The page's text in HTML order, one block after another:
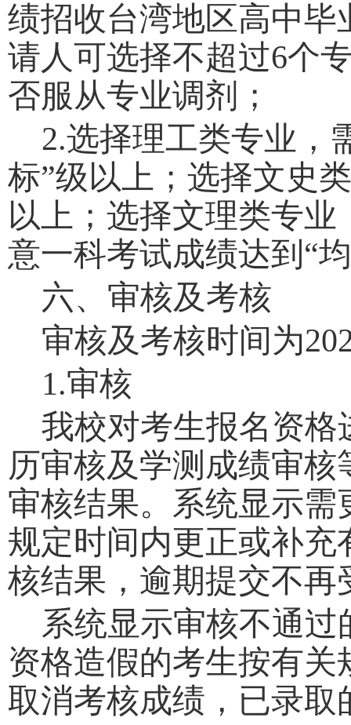
绩招收台湾地区高中
请人可选择不超过6个
否服从专业调剂；
2.选择理工类专业，
标”级以上；选择文史
以上；选择文理类专业
意一科考试成绩达到 “
六、审核及考核
审核及考核时间为
1.审核
我校对考生报名资
历审核及学测成绩审
审核结果。系统显示
规定时间内更正或补
核结果，逾期提交不再
系统显示审核不通过
资格造假的考生按有
取消考核成绩，已录取